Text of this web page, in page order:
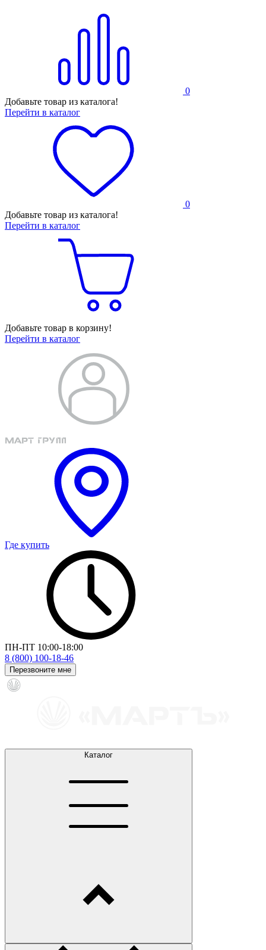
0
Добавьте товар из каталога!
Перейти в каталог
0
Добавьте товар из каталога!
Перейти в каталог
Добавьте товар в корзину!
Перейти в каталог
Где купить
ПН-ПТ 10:00-18:00
8 (800) 100-18-46
Перезвоните мне
Каталог